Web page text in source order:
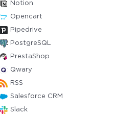
Notion
Opencart
Pipedrive
PostgreSQL
PrestaShop
Qwary
RSS
Salesforce CRM
Slack